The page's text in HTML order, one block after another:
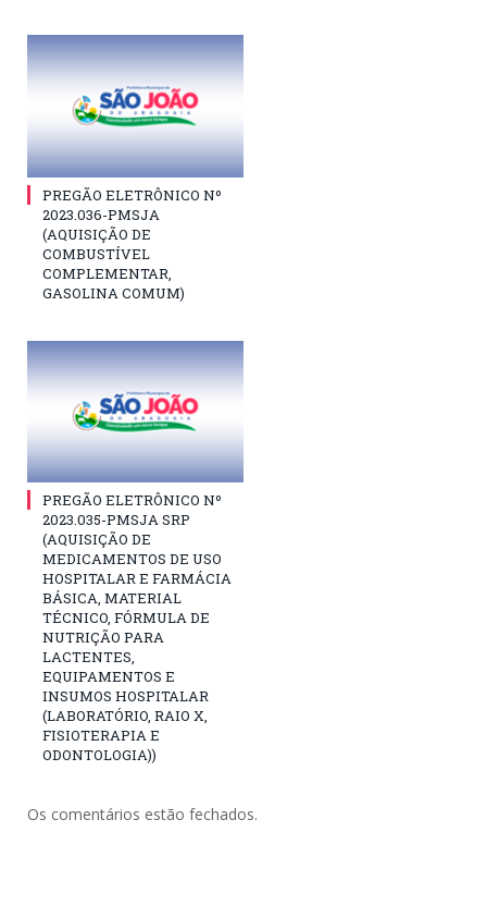
PREGÃO ELETRÔNICO Nº
2023.036-PMSJA
(AQUISIÇÃO DE
COMBUSTÍVEL
COMPLEMENTAR,
GASOLINA COMUM)
PREGÃO ELETRÔNICO Nº
2023.035-PMSJA SRP
(AQUISIÇÃO DE
MEDICAMENTOS DE USO
HOSPITALAR E FARMÁCIA
BÁSICA, MATERIAL
TÉCNICO, FÓRMULA DE
NUTRIÇÃO PARA
LACTENTES,
EQUIPAMENTOS E
INSUMOS HOSPITALAR
(LABORATÓRIO, RAIO X,
FISIOTERAPIA E
ODONTOLOGIA))
Os comentários estão fechados.